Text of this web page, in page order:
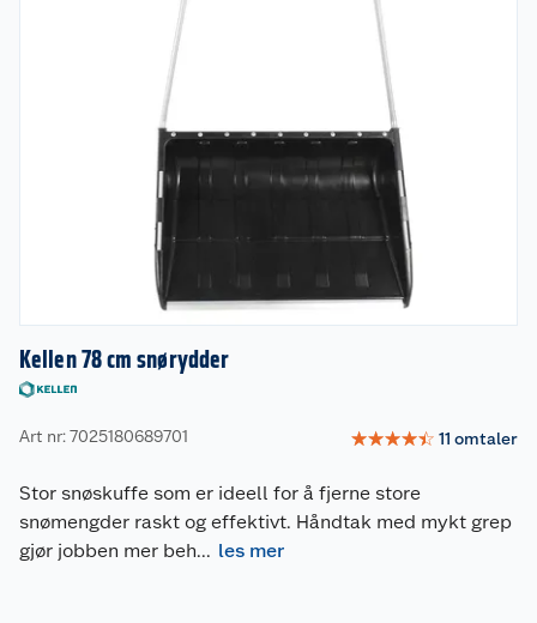
Kellen 78 cm snørydder
Art nr: 7025180689701 ☆☆☆☆☆ 11 omtaler
Stor snøskuffe som er ideell for å fjerne store
snømengder raskt og effektivt. Håndtak med mykt grep
gjør jobben mer beh... les mer